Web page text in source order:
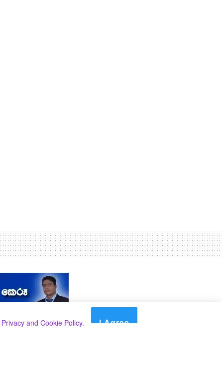
Privacy and Cookie Policy. I Agree